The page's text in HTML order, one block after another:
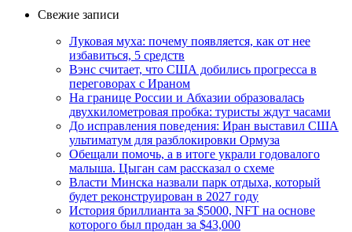
Свежие записи
Луковая муха: почему появляется, как от нее
избавиться, 5 средств
Вэнс считает, что США добились прогресса в
переговорах с Ираном
На границе России и Абхазии образовалась
двухкилометровая пробка: туристы ждут часами
До исправления поведения: Иран выставил США
ультиматум для разблокировки Ормуза
Обещали помочь, а в итоге украли годовалого
малыша. Цыган сам рассказал о схеме
Власти Минска назвали парк отдыха, который
будет реконструирован в 2027 году
История бриллианта за $5000, NFT на основе
которого был продан за $43,000